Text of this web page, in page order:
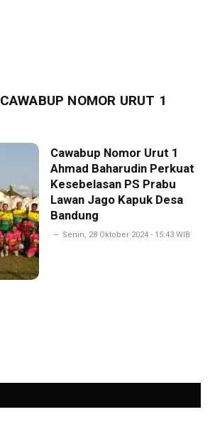
CAWABUP NOMOR URUT 1
Cawabup Nomor Urut 1
Ahmad Baharudin Perkuat
Kesebelasan PS Prabu
Lawan Jago Kapuk Desa
Bandung
Senin, 28 Oktober 2024 - 15:43 WIB